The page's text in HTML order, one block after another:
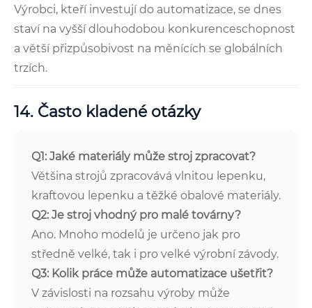
Výrobci, kteří investují do automatizace, se dnes
staví na vyšší dlouhodobou konkurenceschopnost
a větší přizpůsobivost na měnících se globálních
trzích.
14. Často kladené otázky
Q1: Jaké materiály může stroj zpracovat?
Většina strojů zpracovává vlnitou lepenku,
kraftovou lepenku a těžké obalové materiály.
Q2: Je stroj vhodný pro malé továrny?
Ano. Mnoho modelů je určeno jak pro
středně velké, tak i pro velké výrobní závody.
Q3: Kolik práce může automatizace ušetřit?
V závislosti na rozsahu výroby může